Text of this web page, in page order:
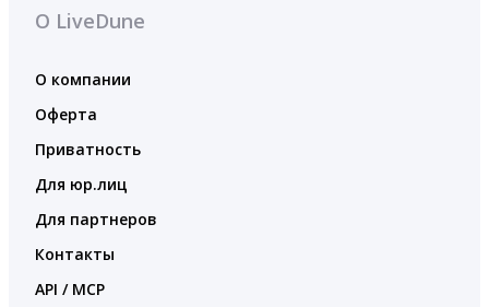
О LiveDune
О компании
Оферта
Приватность
Для юр.лиц
Для партнеров
Контакты
API / MCP